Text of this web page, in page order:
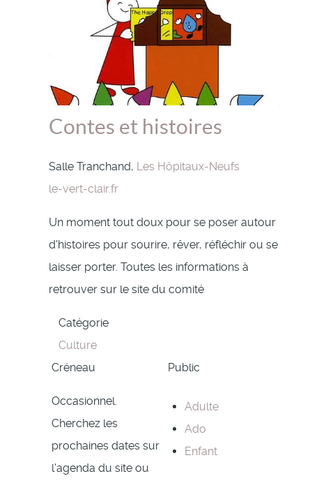
Contes et histoires
Salle Tranchand, Les Hôpitaux-Neufs
le-vert-clair.fr
Un moment tout doux pour se poser autour
d'histoires pour sourire, rêver, réfléchir ou se
laisser porter. Toutes les informations à
retrouver sur le site du comité
Catégorie
Culture
Créneau
Occasionnel.
Cherchez les
prochaines dates sur
l'agenda du site ou
Public
Adulte
Ado
Enfant